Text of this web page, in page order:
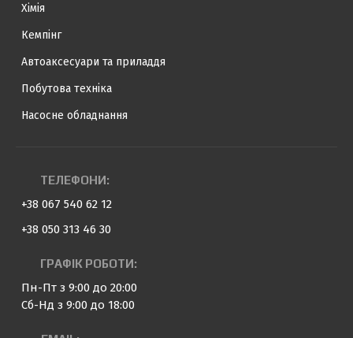
Хімія
Кемпінг
Автоаксесуари та приладдя
Побутова техніка
Насосне обладнання
ТЕЛЕФОНИ:
+38 067 540 62 12
+38 050 313 46 30
ГРАФІК РОБОТИ:
Пн-Пт з 9:00 до 20:00
Сб-Нд з 9:00 до 18:00